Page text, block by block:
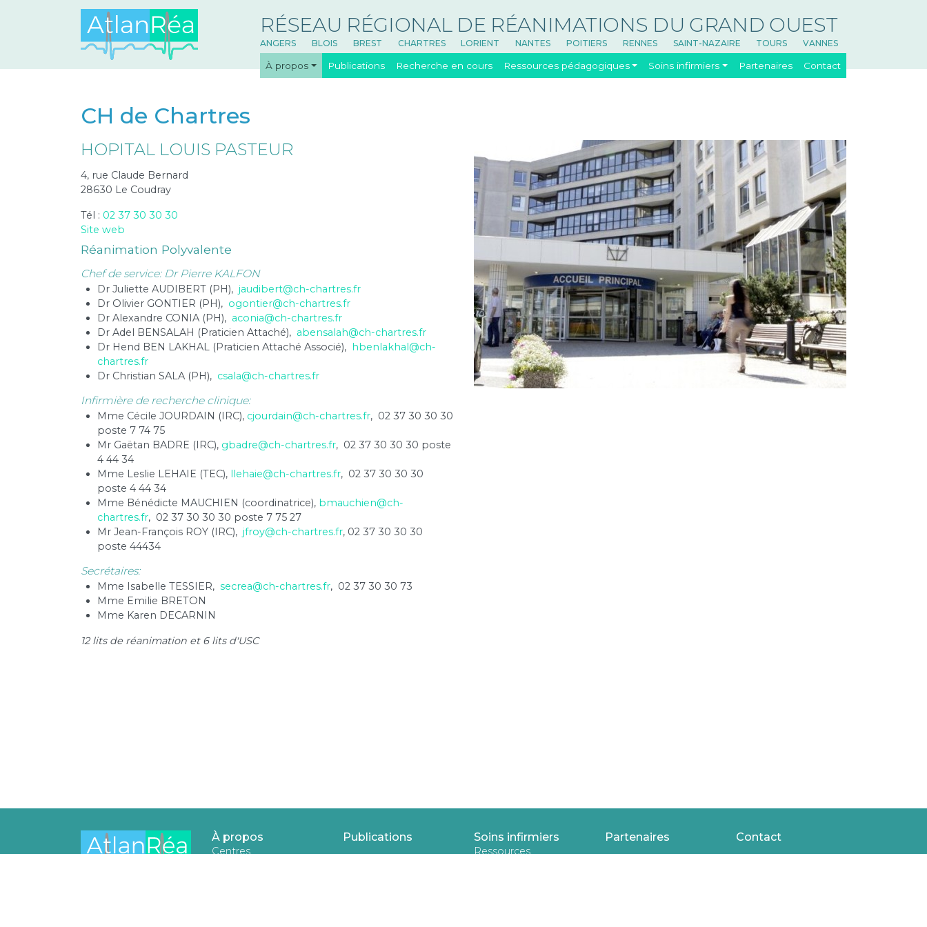
RÉSEAU RÉGIONAL DE RÉANIMATIONS DU GRAND OUEST
ANGERS BLOIS BREST CHARTRES LORIENT NANTES POITIERS RENNES SAINT-NAZAIRE​ TOURS VANNES
À propos Publications Recherche en cours Ressources pédagogiques Soins infirmiers Partenaires Contact
CH de Chartres
HOPITAL LOUIS PASTEUR
4, rue Claude Bernard
28630 Le Coudray
Tél : 02 37 30 30 30
Site web
Réanimation Polyvalente
Chef de service: Dr Pierre KALFON
Dr Juliette AUDIBERT (PH), jaudibert@ch-chartres.fr
Dr Olivier GONTIER (PH), ogontier@ch-chartres.fr
Dr Alexandre CONIA (PH), aconia@ch-chartres.fr
Dr Adel BENSALAH (Praticien Attaché), abensalah@ch-chartres.fr
Dr Hend BEN LAKHAL (Praticien Attaché Associé), hbenlakhal@ch-
chartres.fr
Dr Christian SALA (PH), csala@ch-chartres.fr
Infirmière de recherche clinique:
Mme Cécile JOURDAIN (IRC), cjourdain@ch-chartres.fr, 02 37 30 30 30
poste 7 74 75
Mr Gaëtan BADRE (IRC), gbadre@ch-chartres.fr, 02 37 30 30 30 poste
4 44 34
Mme Leslie LEHAIE (TEC), llehaie@ch-chartres.fr, 02 37 30 30 30
poste 4 44 34
Mme Bénédicte MAUCHIEN (coordinatrice), bmauchien@ch-
chartres.fr, 02 37 30 30 30 poste 7 75 27
Mr Jean-François ROY (IRC), jfroy@ch-chartres.fr, 02 37 30 30 30
poste 44434
Secrétaires:
Mme Isabelle TESSIER, secrea@ch-chartres.fr, 02 37 30 30 73
Mme Emilie BRETON
Mme Karen DECARNIN
12 lits de réanimation et 6 lits d'USC
À propos
Centres
Publications
Soins infirmiers
Ressources
Partenaires Contact